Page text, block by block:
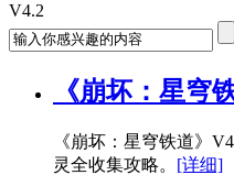
V4.2
《崩坏：星穹
《崩坏：星穹铁道》
灵全收集攻略。 [详细]